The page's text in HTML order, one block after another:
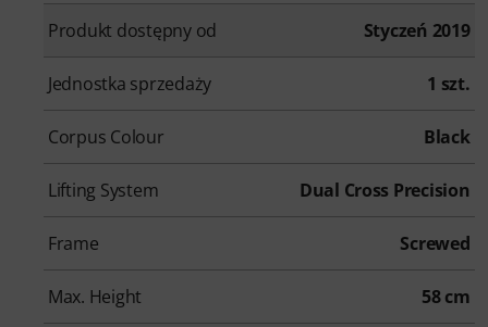
Produkt dostępny od Styczeń 2019
Jednostka sprzedaży 1 szt.
Corpus Colour Black
Lifting System Dual Cross Precision
Frame Screwed
Max. Height 58 cm